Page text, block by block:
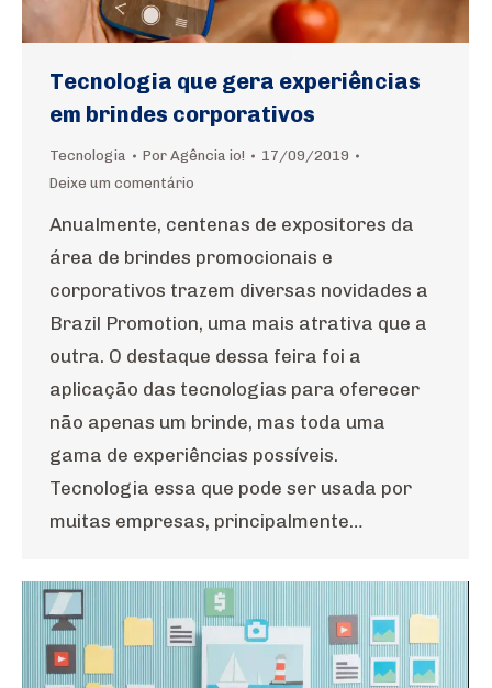
Tecnologia que gera experiências
em brindes corporativos
Tecnologia Por Agência io!
17/09/2019
Deixe um comentário
Anualmente, centenas de expositores da
área de brindes promocionais e
corporativos trazem diversas novidades a
Brazil Promotion, uma mais atrativa que a
outra. O destaque dessa feira foi a
aplicação das tecnologias para oferecer
não apenas um brinde, mas toda uma
gama de experiências possíveis.
Tecnologia essa que pode ser usada por
muitas empresas, principalmente…